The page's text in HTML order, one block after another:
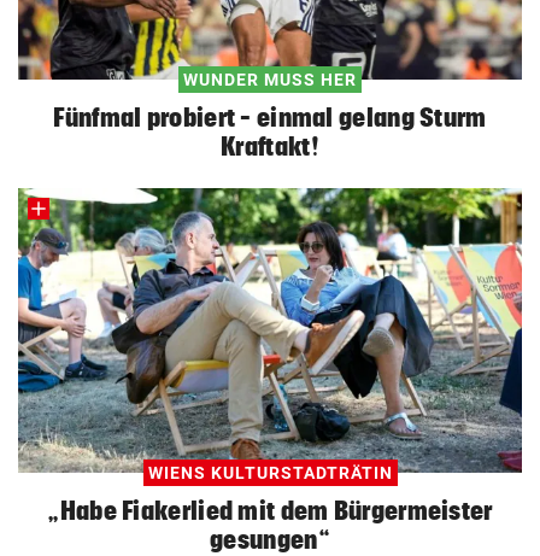
WUNDER MUSS HER
Fünfmal probiert – einmal gelang Sturm
Kraftakt!
WIENS KULTURSTADTRÄTIN
„Habe Fiakerlied mit dem Bürgermeister
gesungen“